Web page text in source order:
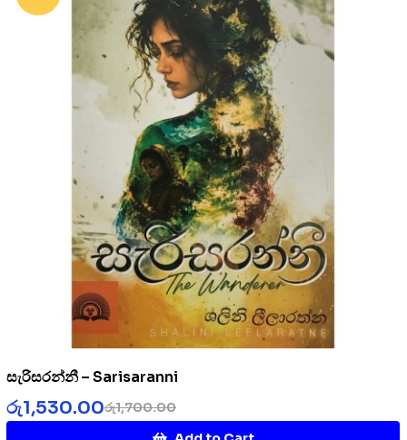
සැරිසරන්නී – Sarisaranni
රු1,700.00
රු1,530.00